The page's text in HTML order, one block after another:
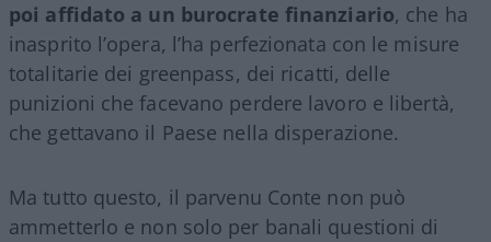
poi affidato a un burocrate finanziario, che ha
inasprito l’opera, l’ha perfezionata con le misure
totalitarie dei greenpass, dei ricatti, delle
punizioni che facevano perdere lavoro e libertà,
che gettavano il Paese nella disperazione.
Ma tutto questo, il parvenu Conte non può
ammetterlo e non solo per banali questioni di